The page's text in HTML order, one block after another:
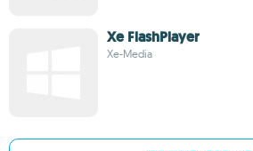
Xe FlashPlayer
Xe-Media